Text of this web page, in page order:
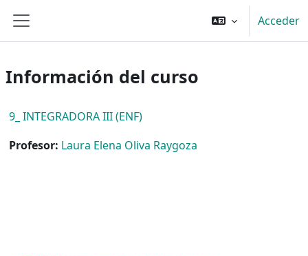
Panel lateral
Acceder
Información del curso
9_ INTEGRADORA III (ENF)
Profesor: Laura Elena Oliva Raygoza